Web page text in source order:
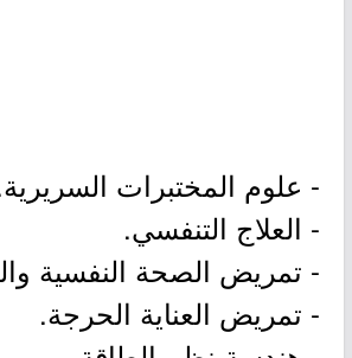
- علوم المختبرات
- العلاج التنفسي.
- تمريض الصحة النفسية
- تمريض العناية الحرجة.